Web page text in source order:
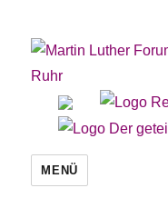
Martin
MENÜ